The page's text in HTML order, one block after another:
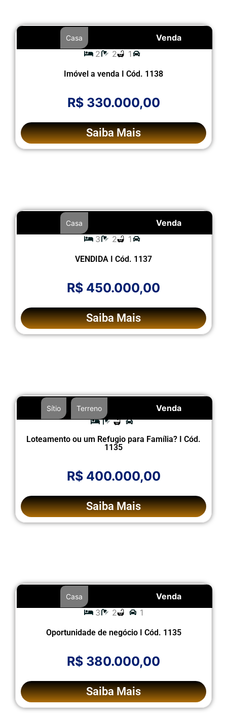
Venda
Casa
2 2 1
Imóvel a venda I Cód. 1138
R$ 330.000,00
Saiba Mais
Venda
Casa
3 2 1
VENDIDA I Cód. 1137
R$ 450.000,00
Saiba Mais
Venda
Sítio Terreno
Loteamento ou um Refugio para Família? I Cód.
1135
R$ 400.000,00
Saiba Mais
Venda
Casa
3 2 1
Oportunidade de negócio I Cód. 1135
R$ 380.000,00
Saiba Mais